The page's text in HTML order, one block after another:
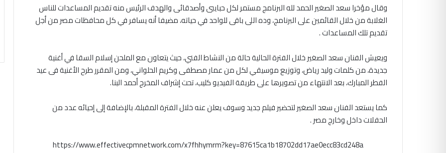
وقال مؤخرا سعد الصغير الحمد لله البرنامج مستمر لكل حبايبى وأصدقائى والهدف الرئيس منه تقديم المساعدات للناس
الغلابة من خلال القائمين على البرنامج، وده اللى باقى للواحد في حياته، مضيفا أنه يسافر في كل محافظات مصر من أجل
تقديم تلك المساعدات .
ويعيش الفنان سعد الصغير خلال الفترة الحالية حالة من النشاط الفني، حيث يتعاون مع الملحن إسلام السقا في أغنية
جديدة، من كلمات وليد رياض، وتوزيع موسيقي لكل من عمار مصطفى وكريم الحلواني، ومن المقرر طرح الأغنية فى عيد
الفطر المبارك، بعد الانتهاء من تصويرها على طريقة الفيديو كليب، تحت إشراف المخرج أحمد البنا.
كما يستعد الفنان سعد الصغير لتحضير فيلم جديد وسوف يعلن عنه خلال الفترة المقبلة، بالإضافة إلى إحيائه عدد من
الحفلات داخل وخارج مصر .
https://www.effectivecpmnetwork.com/x7fhhymrm?key=87615ca1b18702dd17ae0ecc83cd248a